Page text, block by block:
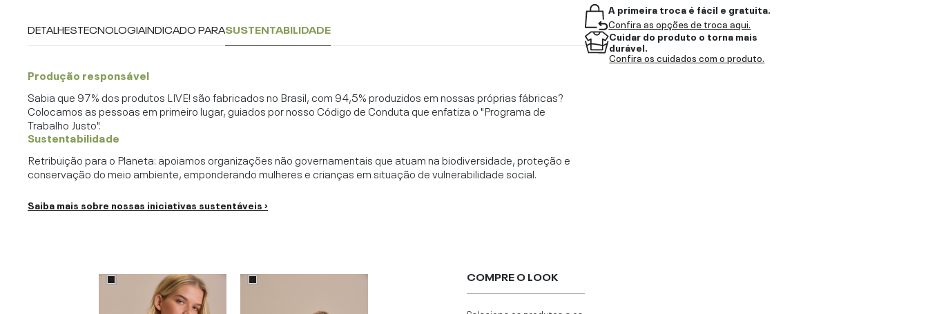
DETALHESTECNOLOGIAINDICADO PARASUSTENTABILIDADE
Produção responsável
Sabia que 97% dos produtos LIVE! são fabricados no Brasil, com 94,5% produzidos em nossas próprias fábricas?
Colocamos as pessoas em primeiro lugar, guiados por nosso Código de Conduta que enfatiza o "Programa de
Trabalho Justo".
Sustentabilidade
Retribuição para o Planeta: apoiamos organizações não governamentais que atuam na biodiversidade, proteção e
conservação do meio ambiente, emponderando mulheres e crianças em situação de vulnerabilidade social.
Saiba mais sobre nossas iniciativas sustentáveis ›
COMPRE O LOOK
A primeira troca é fácil e gratuita.
Confira as opções de troca aqui.
Cuidar do produto o torna mais
durável.
Confira os cuidados com o produto.